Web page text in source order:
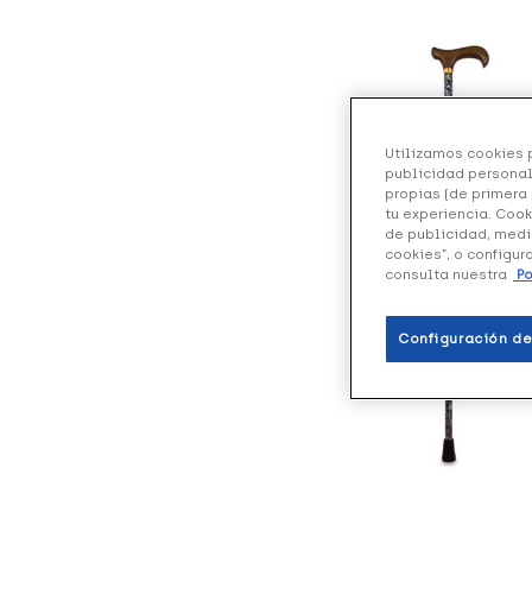
Utilizamos cookies
publicidad
propias (de
tu experiencia.
de publicidad,
cookies”, o
consulta nuestra
Configuración